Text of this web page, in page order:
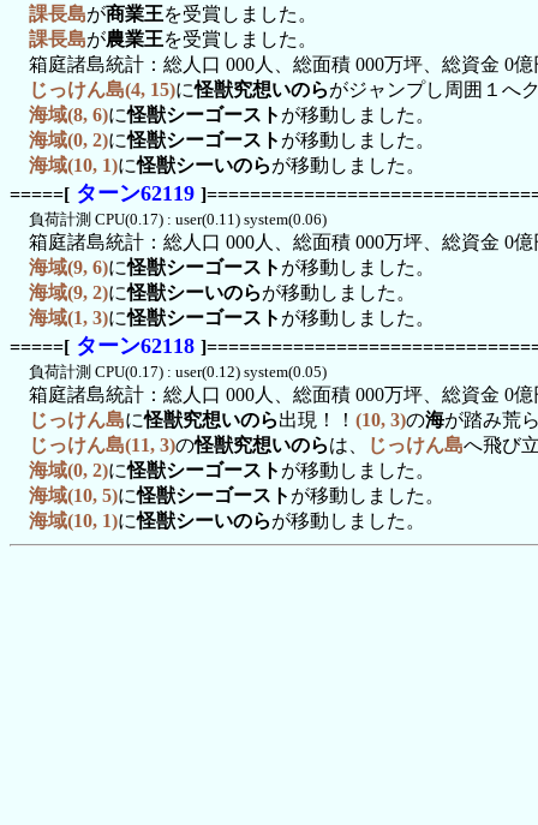
課長島が商業王を受賞しました。
課長島が農業王を受賞しました。
箱庭諸島統計：総人口 000人、総面積 000万坪、総資金 0億
じっけん島(4, 15)に怪獣究想いのらがジャンプし周囲１へ
海域(8, 6)に怪獣シーゴースト が移動しました。
海域(0, 2)に怪獣シーゴースト が移動しました。
海域(10, 1)に怪獣シーいのらが移動しました。
=====[ ターン62119
負荷計測 CPU(0.17) : user(0.11) system(0.06)
箱庭諸島統計：総人口 000人、総面積 000万坪、総資金 0億
海域(9, 6)に怪獣シーゴースト が移動しました。
海域(9, 2)に怪獣シーいのらが移動しました。
海域(1, 3)に怪獣シーゴースト が移動しました。
=====[ ターン62118
負荷計測 CPU(0.17) : user(0.12) system(0.05)
箱庭諸島統計：総人口 000人、総面積 000万坪、総資金 0億
じっけん島に怪獣究想いのら出現！！ (10, 3)の海が踏み荒
じっけん島(11, 3)の怪獣究想いのらは、 じっけん島へ飛び
海域(0, 2)に怪獣シーゴースト が移動しました。
海域(10, 5)に怪獣シーゴースト が移動しました。
海域(10, 1)に怪獣シーいのらが移動しました。